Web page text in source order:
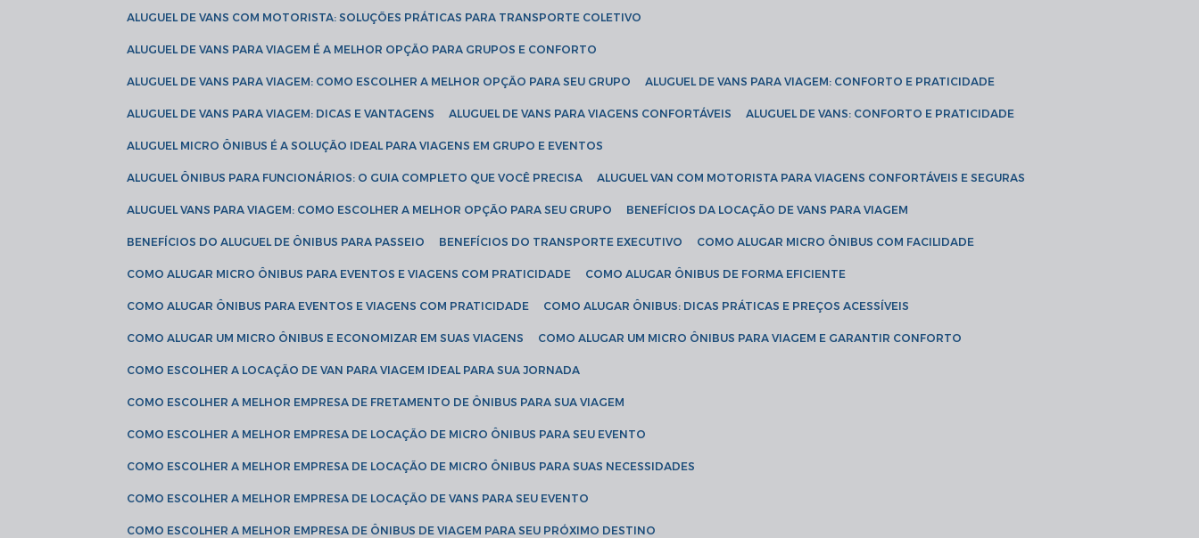
ALUGUEL DE VANS COM MOTORISTA: SOLUÇÕES PRÁTICAS PARA TRANSPORTE COLETIVO
ALUGUEL DE VANS PARA VIAGEM É A MELHOR OPÇÃO PARA GRUPOS E CONFORTO
ALUGUEL DE VANS PARA VIAGEM: COMO ESCOLHER A MELHOR OPÇÃO PARA SEU GRUPO ALUGUEL DE VANS PARA VIAGEM: CONFORTO E PRATICIDADE
ALUGUEL DE VANS PARA VIAGEM: DICAS E VANTAGENS ALUGUEL DE VANS PARA VIAGENS CONFORTÁVEIS ALUGUEL DE VANS: CONFORTO E PRATICIDADE
ALUGUEL MICRO ÔNIBUS É A SOLUÇÃO IDEAL PARA VIAGENS EM GRUPO E EVENTOS
ALUGUEL ÔNIBUS PARA FUNCIONÁRIOS: O GUIA COMPLETO QUE VOCÊ PRECISA ALUGUEL VAN COM MOTORISTA PARA VIAGENS CONFORTÁVEIS E SEGURAS
ALUGUEL VANS PARA VIAGEM: COMO ESCOLHER A MELHOR OPÇÃO PARA SEU GRUPO BENEFÍCIOS DA LOCAÇÃO DE VANS PARA VIAGEM
BENEFÍCIOS DO ALUGUEL DE ÔNIBUS PARA PASSEIO BENEFÍCIOS DO TRANSPORTE EXECUTIVO COMO ALUGAR MICRO ÔNIBUS COM FACILIDADE
COMO ALUGAR MICRO ÔNIBUS PARA EVENTOS E VIAGENS COM PRATICIDADE COMO ALUGAR ÔNIBUS DE FORMA EFICIENTE
COMO ALUGAR ÔNIBUS PARA EVENTOS E VIAGENS COM PRATICIDADE COMO ALUGAR ÔNIBUS: DICAS PRÁTICAS E PREÇOS ACESSÍVEIS
COMO ALUGAR UM MICRO ÔNIBUS E ECONOMIZAR EM SUAS VIAGENS COMO ALUGAR UM MICRO ÔNIBUS PARA VIAGEM E GARANTIR CONFORTO
COMO ESCOLHER A LOCAÇÃO DE VAN PARA VIAGEM IDEAL PARA SUA JORNADA
COMO ESCOLHER A MELHOR EMPRESA DE FRETAMENTO DE ÔNIBUS PARA SUA VIAGEM
COMO ESCOLHER A MELHOR EMPRESA DE LOCAÇÃO DE MICRO ÔNIBUS PARA SEU EVENTO
COMO ESCOLHER A MELHOR EMPRESA DE LOCAÇÃO DE MICRO ÔNIBUS PARA SUAS NECESSIDADES
COMO ESCOLHER A MELHOR EMPRESA DE LOCAÇÃO DE VANS PARA SEU EVENTO
COMO ESCOLHER A MELHOR EMPRESA DE ÔNIBUS DE VIAGEM PARA SEU PRÓXIMO DESTINO